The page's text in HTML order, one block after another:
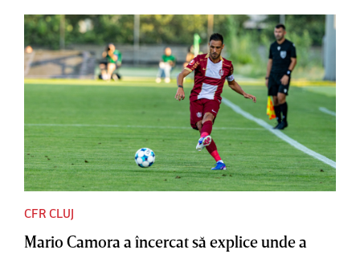
CFR CLUJ
Mario Camora a încercat să explice unde a